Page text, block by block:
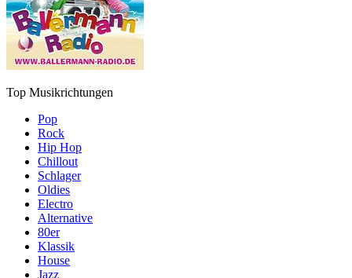
Top Musikrichtungen
Pop
Rock
Hip Hop
Chillout
Schlager
Oldies
Electro
Alternative
80er
Klassik
House
Jazz